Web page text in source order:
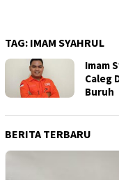
TAG: IMAM SYAHRUL
Imam
Caleg
Buruh
BERITA TERBARU